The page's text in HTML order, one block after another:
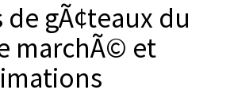
gÃ¢teaux du
marchÃ© et